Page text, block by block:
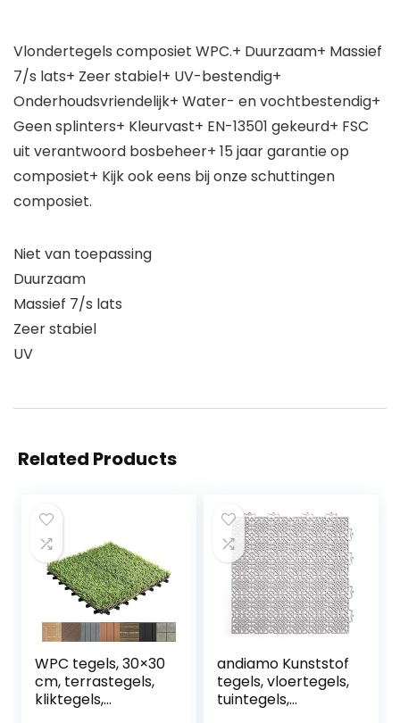
Vlondertegels composiet WPC.+ Duurzaam+ Massief
7/s lats+ Zeer stabiel+ UV-bestendig+
Onderhoudsvriendelijk+ Water- en vochtbestendig+
Geen splinters+ Kleurvast+ EN-13501 gekeurd+ FSC
uit verantwoord bosbeheer+ 15 jaar garantie op
composiet+ Kijk ook eens bij onze schuttingen
composiet.
Niet van toepassing
Duurzaam
Massief 7/s lats
Zeer stabiel
UV
Related Products
WPC tegels, 30×30
cm, terrastegels,
kliktegels,
andiamo Kunststof
tegels, vloertegels,
tuintegels,